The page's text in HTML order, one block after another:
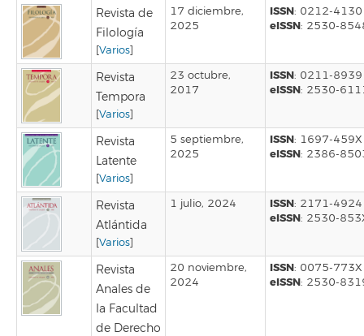
Revista de
Filología
[Varios]
17 diciembre,
2025
ISSN: 0212-4130
eISSN: 2530-
Revista
Tempora
[Varios]
23 octubre,
2017
ISSN: 0211-8939
eISSN: 2530-
Revista
Latente
[Varios]
5 septiembre,
2025
ISSN: 1697-459X
eISSN: 2386-
Revista
Atlántida
[Varios]
1 julio, 2024 ISSN: 2171-4924
eISSN: 2530-
Revista
Anales de
la Facultad
de Derecho
20 noviembre,
2024
ISSN: 0075-773X
eISSN: 2530-